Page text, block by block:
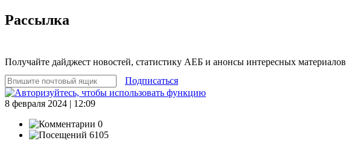
Рассылка
Получайте дайджест новостей, статистику АЕБ и анонсы интересных
Подписаться
8 февраля 2024 | 12:09
0
6105